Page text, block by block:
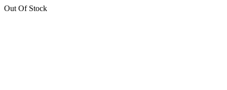
Out Of Stock